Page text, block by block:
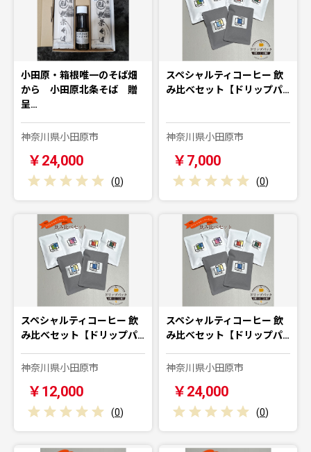
小田原・箱根唯一のそば畑
から 小田原北条そば 贈
呈…
神奈川県小田原市
￥24,000
(0)
スペシャルティコーヒー 飲
み比べセット【ドリップパ…
神奈川県小田原市
￥7,000
(0)
スペシャルティコーヒー 飲
み比べセット【ドリップパ…
神奈川県小田原市
￥12,000
(0)
スペシャルティコーヒー 飲
み比べセット【ドリップパ…
神奈川県小田原市
￥24,000
(0)